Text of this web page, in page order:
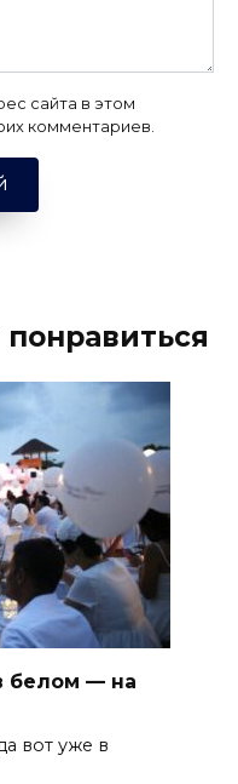
сайта в этом
комментариев.
белом — на
вот уже в